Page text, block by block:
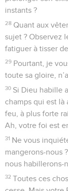
instants ?
28 Quant aux
sujet ? Observez
fatiguer à tisser
29 Pourtant, je
toute sa gloire,
30 Si Dieu habille
champs qui est là
feu, à plus forte
Ah, votre foi est
31 Ne vous
mangerons-nous
nous habillerons-
32 Toutes ces